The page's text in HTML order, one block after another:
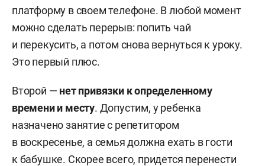
платформу в своем телефоне. В любой момент
можно сделать перерыв: попить чай
и перекусить, а потом снова вернуться к уроку.
Это первый плюс.
Второй — нет привязки к определенному
времени и месту. Допустим, у ребенка
назначено занятие с репетитором
в воскресенье, а семья должна ехать в гости
к бабушке. Скорее всего, придется перенести